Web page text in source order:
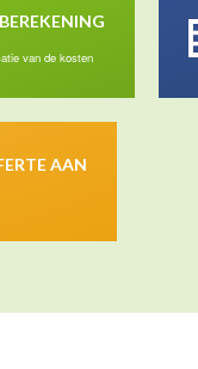
van de kosten
AAN